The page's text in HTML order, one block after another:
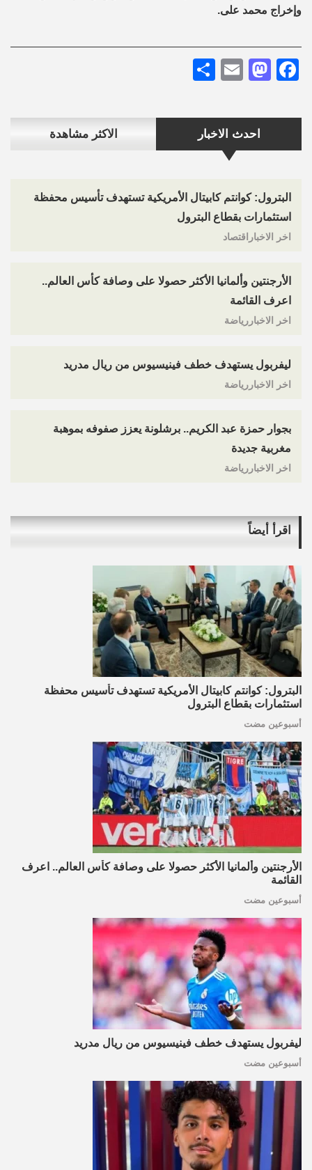
احدث الاخبار الاكثر مشاهدة
البترول: كوانتم كابيتال الأمريكية تستهدف تأسيس محفظة
استثمارات بقطاع البترول
اخر الاخباراقتصاد
الأرجنتين وألمانيا الأكثر حصولا على وصافة كأس العالم..
اعرف القائمة
اخر الاخباررياضة
ليفربول يستهدف خطف فينيسيوس من ريال مدريد
اخر الاخباررياضة
بجوار حمزة عبد الكريم.. برشلونة يعزز صفوفه بموهبة
مغربية جديدة
اخر الاخباررياضة
وإخراج محمد على.
Facebook
Mastodon
Email
اقرأ أيضاً
البترول: كوانتم كابيتال الأمريكية تستهدف تأسيس محفظة
استثمارات بقطاع البترول
أسبوعين مضت
الأرجنتين وألمانيا الأكثر حصولا على وصافة كأس العالم.. اعرف
القائمة
أسبوعين مضت
ليفربول يستهدف خطف فينيسيوس من ريال مدريد
أسبوعين مضت